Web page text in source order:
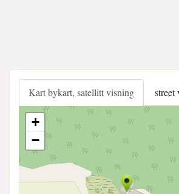
Kart bykart, satellitt visning street
+
−